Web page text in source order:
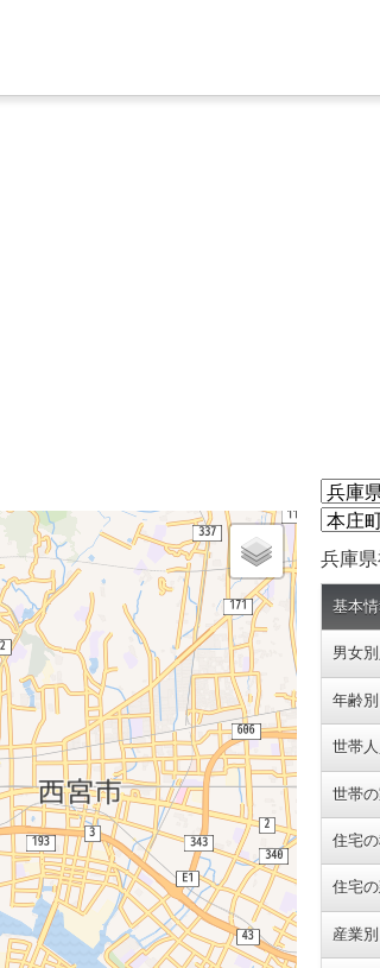
兵庫
基本
男女
年齢
世帯
世帯
住宅
住宅
産業